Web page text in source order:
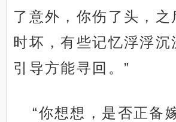
了意外，你伤了头，之
时坏，有些记忆浮浮沉
引导方能寻回。”
“你想想，是否正备